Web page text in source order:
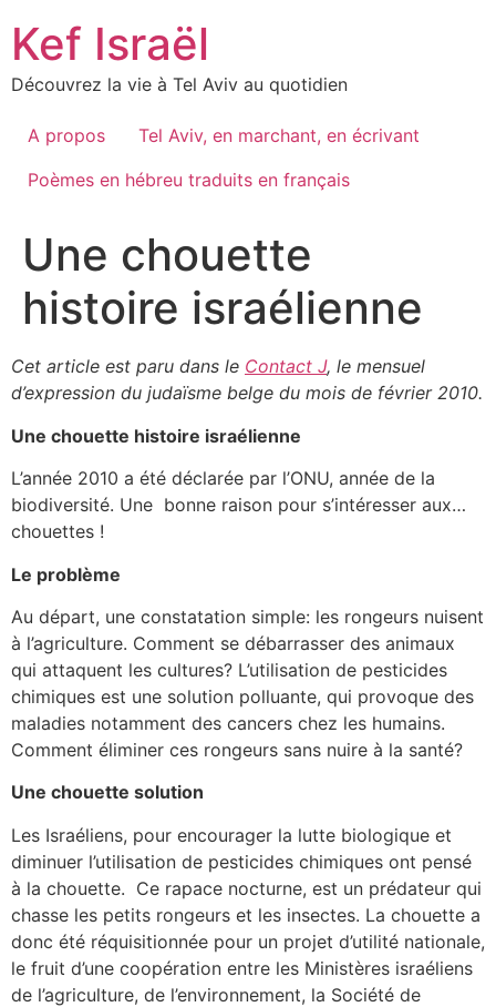
content
Kef Israël
Découvrez la vie à Tel Aviv au quotidien
A propos
Tel Aviv, en marchant, en écrivant
Poèmes en hébreu traduits en français
Une chouette
histoire israélienne
Cet article est paru dans le Contact J, le mensuel
d’expression du judaïsme belge du mois de février 2010.
Une chouette histoire israélienne
L’année 2010 a été déclarée par l’ONU, année de la
biodiversité. Une bonne raison pour s’intéresser aux…
chouettes !
Le problème
Au départ, une constatation simple: les rongeurs nuisent
à l’agriculture. Comment se débarrasser des animaux
qui attaquent les cultures? L’utilisation de pesticides
chimiques est une solution polluante, qui provoque des
maladies notamment des cancers chez les humains.
Comment éliminer ces rongeurs sans nuire à la santé?
Une chouette solution
Les Israéliens, pour encourager la lutte biologique et
diminuer l’utilisation de pesticides chimiques ont pensé
à la chouette. Ce rapace nocturne, est un prédateur qui
chasse les petits rongeurs et les insectes. La chouette a
donc été réquisitionnée pour un projet d’utilité nationale,
le fruit d’une coopération entre les Ministères israéliens
de l’agriculture, de l’environnement, la Société de